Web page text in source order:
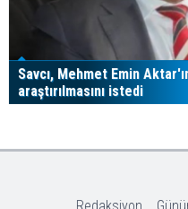
Savcı, Mehmet Emin
araştırılmasını istedi